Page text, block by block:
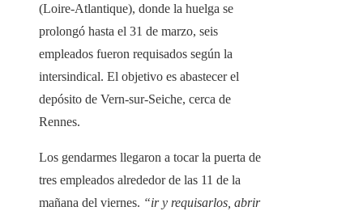
(Loire-Atlantique), donde la huelga se
prolongó hasta el 31 de marzo, seis
empleados fueron requisados ​​según la
intersindical. El objetivo es abastecer el
depósito de Vern-sur-Seiche, cerca de
Rennes.
Los gendarmes llegaron a tocar la puerta de
tres empleados alrededor de las 11 de la
mañana del viernes. “ir y requisarlos, abrir